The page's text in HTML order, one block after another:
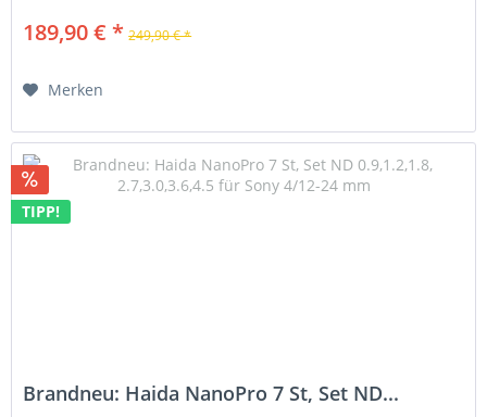
189,90 € * 249,90 € *
Merken
TIPP!
Brandneu: Haida NanoPro 7 St, Set ND...